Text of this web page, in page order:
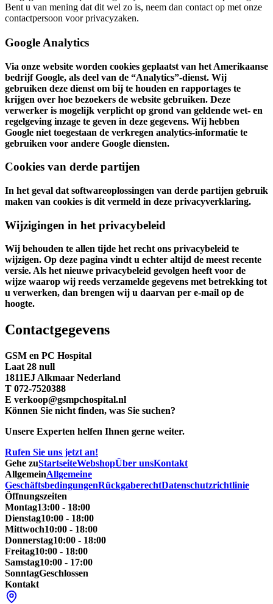
Bent u van mening dat dit wel zo is, neem dan contact op met onze
contactpersoon voor privacyzaken.
Google Analytics
Via onze website worden cookies geplaatst van het Amerikaanse
bedrijf Google, als deel van de “Analytics”-dienst. Wij
gebruiken deze dienst om bij te houden en rapportages te
krijgen over hoe bezoekers de website gebruiken. Deze
verwerker is mogelijk verplicht op grond van geldende wet- en
regelgeving inzage te geven in deze gegevens. Wij hebben
Google niet toegestaan de verkregen analytics-informatie te
gebruiken voor andere Google diensten.
Cookies van derde partijen
In het geval dat softwareoplossingen van derde partijen gebruik
maken van cookies is dit vermeld in deze privacyverklaring.
Wijzigingen in het privacybeleid
Wij behouden te allen tijde het recht ons privacybeleid te
wijzigen. Op deze pagina vindt u echter altijd de meest recente
versie. Als het nieuwe privacybeleid gevolgen heeft voor de
wijze waarop wij reeds verzamelde gegevens met betrekking tot
u verwerken, dan brengen wij u daarvan per e-mail op de
hoogte.
Contactgegevens
GSM en PC Hospital
Laat 28 null
1811EJ Alkmaar Nederland
T 072-7520388
E verkoop@gsmpchospital.nl
Können Sie nicht finden, was Sie suchen?
Unsere Experten helfen Ihnen gerne weiter.
Rufen Sie uns jetzt an!
Gehe zuStartseiteWebshopÜber unsKontakt
AllgemeinAllgemeine
GeschäftsbedingungenRückgaberechtDatenschutzrichtlinie
Öffnungszeiten
Montag13:00 - 18:00
Dienstag10:00 - 18:00
Mittwoch10:00 - 18:00
Donnerstag10:00 - 18:00
Freitag10:00 - 18:00
Samstag10:00 - 17:00
SonntagGeschlossen
Kontakt